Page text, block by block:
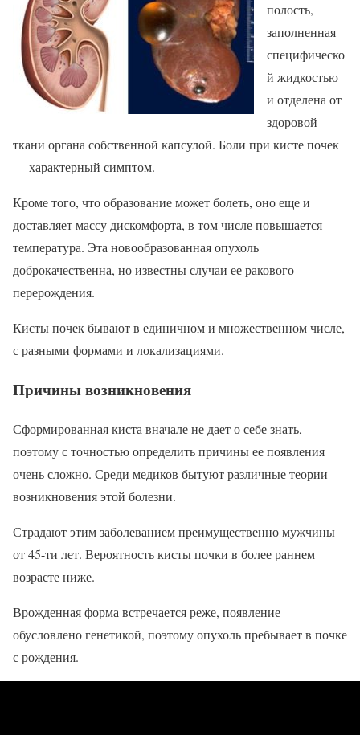
полость,
заполненная
специфическо
й жидкостью
и отделена от
здоровой
ткани органа собственной капсулой. Боли при кисте почек
— характерный симптом.
Кроме того, что образование может болеть, оно еще и
доставляет массу дискомфорта, в том числе повышается
температура. Эта новообразованная опухоль
доброкачественна, но известны случаи ее ракового
перерождения.
Кисты почек бывают в единичном и множественном числе,
с разными формами и локализациями.
Причины возникновения
Сформированная киста вначале не дает о себе знать,
поэтому с точностью определить причины ее появления
очень сложно. Среди медиков бытуют различные теории
возникновения этой болезни.
Страдают этим заболеванием преимущественно мужчины
от 45-ти лет. Вероятность кисты почки в более раннем
возрасте ниже.
Врожденная форма встречается реже, появление
обусловлено генетикой, поэтому опухоль пребывает в почке
с рождения.